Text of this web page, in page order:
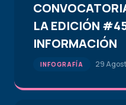
LA EDICIÓN
INFORMACIÓN
INFOGRAFÍA 29